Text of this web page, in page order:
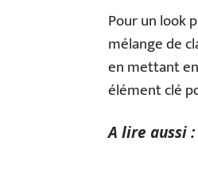
Pour un look
mélange de
en mettant
élément clé
A lire aussi :